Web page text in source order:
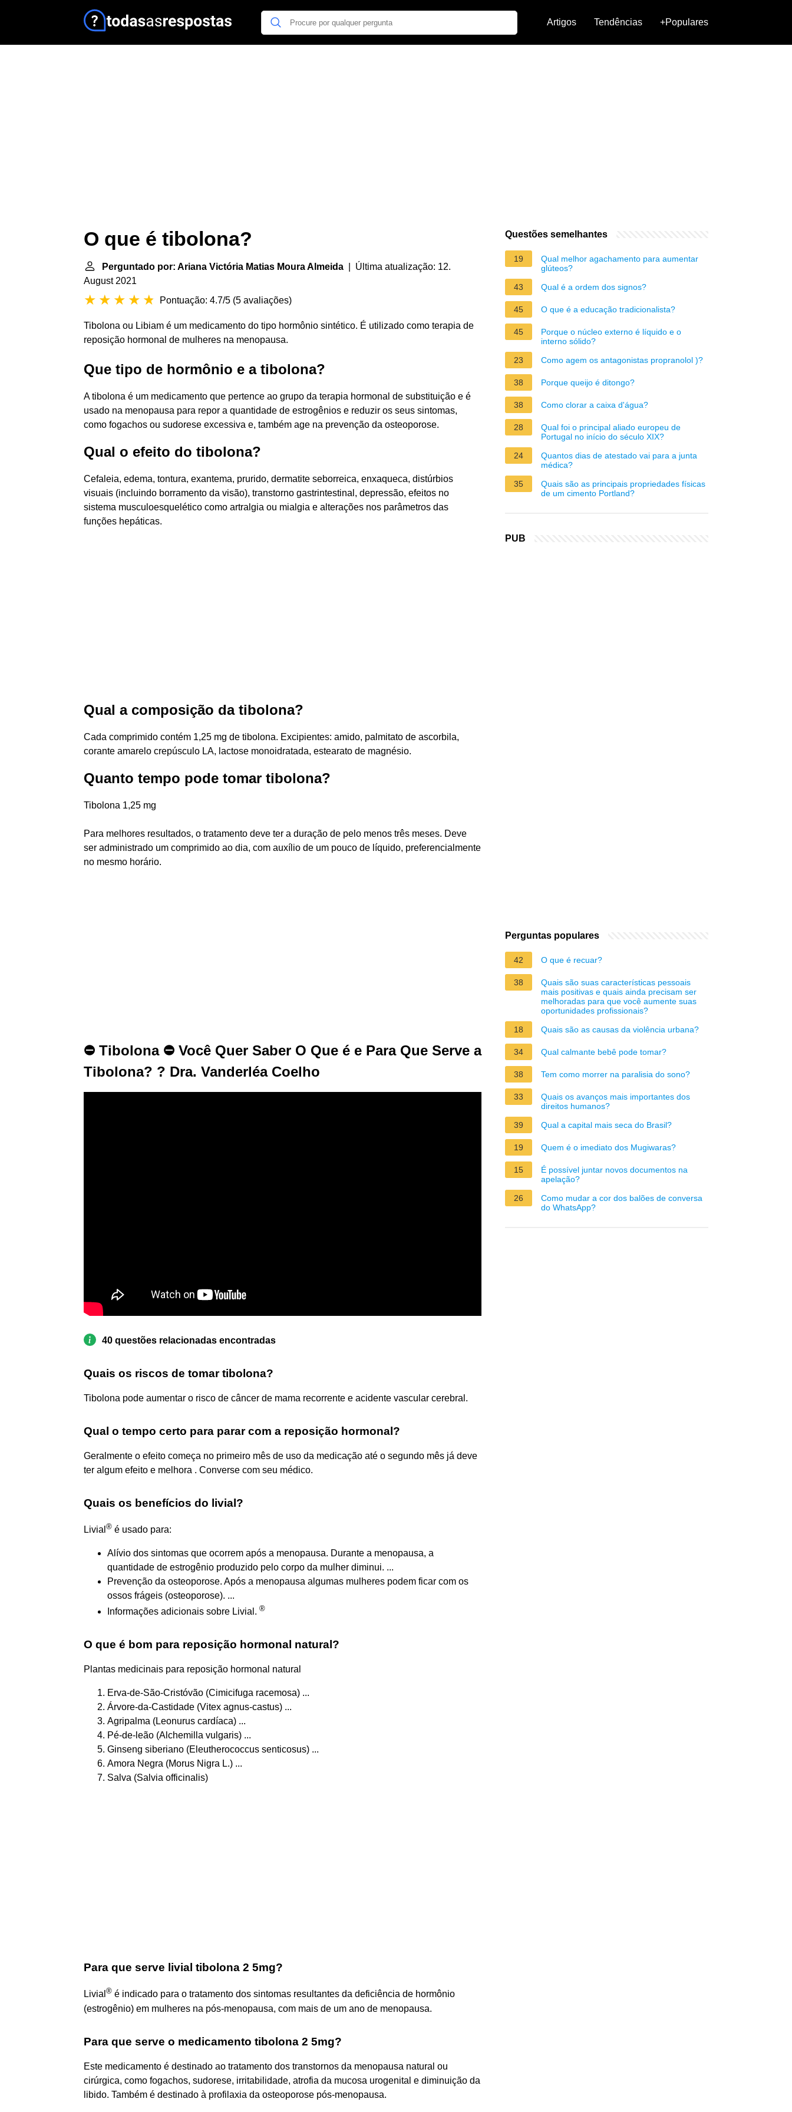
Artigos Tendências +Populares
O que é tibolona?
Perguntado por: Ariana Victória Matias Moura Almeida | Última atualização: 12.
August 2021
Pontuação: 4.7/5 (5 avaliações)
Tibolona ou Libiam é um medicamento do tipo hormônio sintético. É utilizado como terapia de
reposição hormonal de mulheres na menopausa.
Que tipo de hormônio e a tibolona?
A tibolona é um medicamento que pertence ao grupo da terapia hormonal de substituição e é
usado na menopausa para repor a quantidade de estrogênios e reduzir os seus sintomas,
como fogachos ou sudorese excessiva e, também age na prevenção da osteoporose.
Qual o efeito do tibolona?
Cefaleia, edema, tontura, exantema, prurido, dermatite seborreica, enxaqueca, distúrbios
visuais (incluindo borramento da visão), transtorno gastrintestinal, depressão, efeitos no
sistema musculoesquelético como artralgia ou mialgia e alterações nos parâmetros das
funções hepáticas.
Qual a composição da tibolona?
Cada comprimido contém 1,25 mg de tibolona. Excipientes: amido, palmitato de ascorbila,
corante amarelo crepúsculo LA, lactose monoidratada, estearato de magnésio.
Quanto tempo pode tomar tibolona?
Tibolona 1,25 mg
Para melhores resultados, o tratamento deve ter a duração de pelo menos três meses. Deve
ser administrado um comprimido ao dia, com auxílio de um pouco de líquido, preferencialmente
no mesmo horário.
⛔️ Tibolona ⛔️ Você Quer Saber O Que é e Para Que Serve a
Tibolona? ? Dra. Vanderléa Coelho
40 questões relacionadas encontradas
Quais os riscos de tomar tibolona?
Tibolona pode aumentar o risco de câncer de mama recorrente e acidente vascular cerebral.
Qual o tempo certo para parar com a reposição hormonal?
Geralmente o efeito começa no primeiro mês de uso da medicação até o segundo mês já deve
ter algum efeito e melhora . Converse com seu médico.
Quais os benefícios do livial?
Livial ® é usado para:
Alívio dos sintomas que ocorrem após a menopausa. Durante a menopausa, a
quantidade de estrogênio produzido pelo corpo da mulher diminui. ...
Prevenção da osteoporose. Após a menopausa algumas mulheres podem ficar com os
ossos frágeis (osteoporose). ...
Informações adicionais sobre Livial. ®
O que é bom para reposição hormonal natural?
Plantas medicinais para reposição hormonal natural
Erva-de-São-Cristóvão (Cimicifuga racemosa) ...
Árvore-da-Castidade (Vitex agnus-castus) ...
Agripalma (Leonurus cardíaca) ...
Pé-de-leão (Alchemilla vulgaris) ...
Ginseng siberiano (Eleutherococcus senticosus) ...
Amora Negra (Morus Nigra L.) ...
Salva (Salvia officinalis)
Para que serve livial tibolona 2 5mg?
Livial ® é indicado para o tratamento dos sintomas resultantes da deficiência de hormônio
(estrogênio) em mulheres na pós-menopausa, com mais de um ano de menopausa.
Para que serve o medicamento tibolona 2 5mg?
Este medicamento é destinado ao tratamento dos transtornos da menopausa natural ou
cirúrgica, como fogachos, sudorese, irritabilidade, atrofia da mucosa urogenital e diminuição da
libido. Também é destinado à profilaxia da osteoporose pós-menopausa.
Questões semelhantes
19
Qual melhor agachamento para aumentar
glúteos?
43
Qual é a ordem dos signos?
45 O que é a educação tradicionalista?
45
Porque o núcleo externo é líquido e o
interno sólido?
23
Como agem os antagonistas propranolol )?
38 Porque queijo é ditongo?
38 Como clorar a caixa d'água?
28
Qual foi o principal aliado europeu de
Portugal no início do século XIX?
24
Quantos dias de atestado vai para a junta
médica?
35
Quais são as principais propriedades físicas
de um cimento Portland?
PUB
Perguntas populares
42 O que é recuar?
38
Quais são suas características pessoais
mais positivas e quais ainda precisam ser
melhoradas para que você aumente suas
oportunidades profissionais?
18
Quais são as causas da violência urbana?
34 Qual calmante bebê pode tomar?
38 Tem como morrer na paralisia do sono?
33
Quais os avanços mais importantes dos
direitos humanos?
39
Qual a capital mais seca do Brasil?
19 Quem é o imediato dos Mugiwaras?
15
É possível juntar novos documentos na
apelação?
26
Como mudar a cor dos balões de conversa
do WhatsApp?